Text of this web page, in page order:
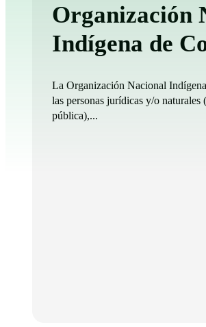
Organización
Indígena de
La Organización Nacional
las personas jurídicas y/o
pública),...